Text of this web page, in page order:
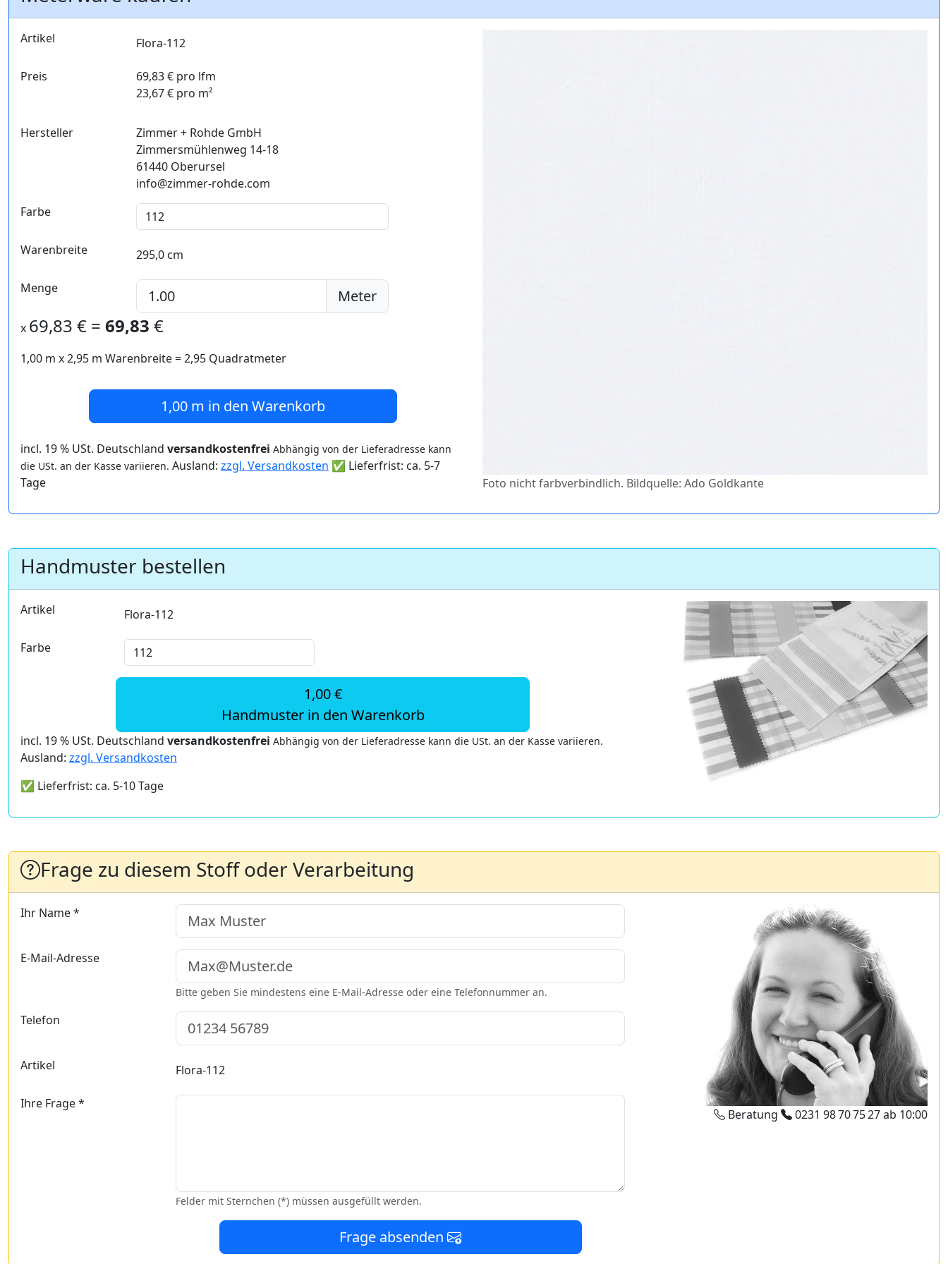
Artikel Flora-112
Preis
69,83 € pro lfm
23,67 € pro m²
Hersteller
Zimmer + Rohde GmbH
Zimmersmühlenweg 14-18
61440 Oberursel
info@zimmer-rohde.com
Farbe
Warenbreite 295,0 cm
Menge Meter
x 69,83 € = 69,83 €
1,00 m x2,95 m Warenbreite =2,95 Quadratmeter
1,00 m in den Warenkorb
incl. 19 % USt. Deutschland versandkostenfrei Abhängig von der Lieferadresse kann
die USt. an der Kasse variieren. Ausland: zzgl. Versandkosten ✅ Lieferfrist: ca. 5-7
Tage
Foto nicht farbverbindlich. Bildquelle: Ado Goldkante
Handmuster bestellen
Artikel Flora-112
Farbe
1,00 €
Handmuster in den Warenkorb
incl. 19 % USt. Deutschland versandkostenfrei Abhängig von der Lieferadresse kann die USt. an der Kasse variieren.
Ausland: zzgl. Versandkosten
✅ Lieferfrist: ca. 5-10 Tage
Frage zu diesem Stoff oder Verarbeitung
Ihr Name *
E-Mail-Adresse
Bitte geben Sie mindestens eine E-Mail-Adresse oder eine Telefonnummer an.
Telefon
Artikel Flora-112
Ihre Frage *
Felder mit Sternchen (*) müssen ausgefüllt werden.
Frage absenden
Beratung 0231 98 70 75 27ab 10:00